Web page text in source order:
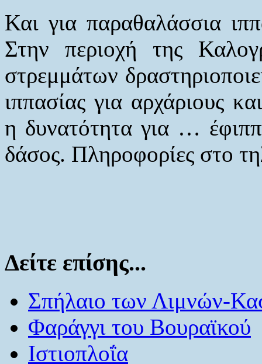
Και για παραθαλάσσια
Στην περιοχή της
στρεμμάτων
ιππασίας για αρχάριους
η δυνατότητα για …
δάσος. Πληροφορίες στο
Δείτε επίσης...
Σπήλαιο των Λιμνών-
Φαράγγι του Βουραϊκού
Ιστιοπλοΐα